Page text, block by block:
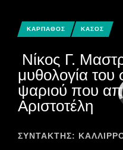
ΚΑΡΠΑΘΟΣ ΚΑΣΟΣ
Νίκος Γ.
μυθολογία του
ψαριού που
Αριστοτέλη
ΣΥΝΤΆΚΤΗΣ: